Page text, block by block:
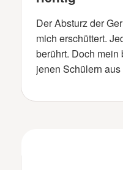
Der Absturz der
mich erschüttert.
berührt. Doch
jenen Schülern